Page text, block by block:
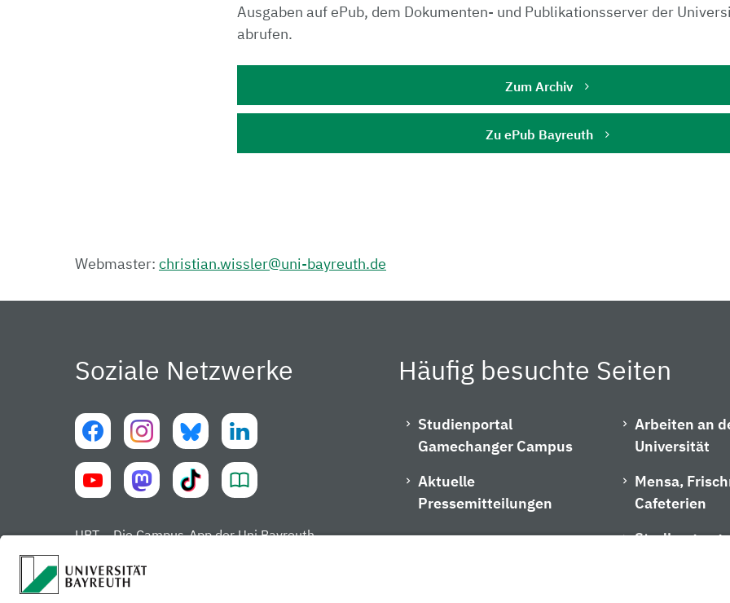
Ausgaben auf ePub, dem Dokumenten- und Publikationsserver der
abrufen.
Zum Archiv
Zu ePub Bayreuth
Webmaster: christian.wissler@uni-bayreuth.de
Soziale Netzwerke
UBT – Die Campus-App der Uni Bayreuth
Häufig besuchte Seiten
Studienportal
Gamechanger Campus
Aktuelle
Pressemitteilungen
Arbeiten an
Universität
Mensa,
Cafeterien